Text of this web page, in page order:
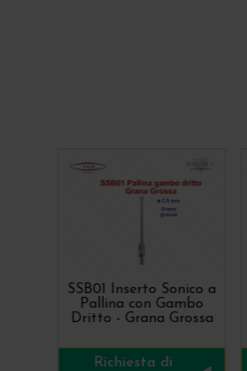
SSB01 Inserto Sonico a
Pallina con Gambo
Dritto - Grana Grossa
Richiesta di